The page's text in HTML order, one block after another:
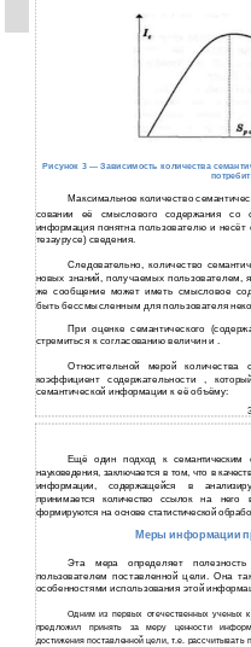
Рисунок 3 — Зависимость количества
Максимальное количество
совании её смыслового содержания со
информация понятна пользователю и
тезаурусе) сведения.
Следовательно, количество
новых знаний, получаемых пользователем,
же сообщение может иметь смысловое
быть бессмысленным для пользователя
При оценке семантического
стремиться к согласованию величин и .
Относительной мерой количества
коэффициент содержательности ,
семантической информации к её объёму:
Ещё один подход к семантическим
науковедения, заключается в том, что в
информации, содержащейся в
принимается количество ссылок на него
формируются на основе статистической
Меры информации
Эта мера определяет
пользователем поставленной цели. Она
особенностями использования этой
Одним из первых отечественных ученых
предложил принять за меру ценности
достижения поставленной цели, т.е.